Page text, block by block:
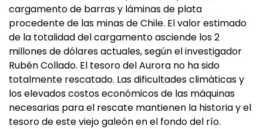
cargamento de barras y láminas de plata
procedente de las minas de Chile. El valor estimado
de la totalidad del cargamento asciende los 2
millones de dólares actuales, según el investigador
Rubén Collado. El tesoro del Aurora no ha sido
totalmente rescatado. Las dificultades climáticas y
los elevados costos económicos de las máquinas
necesarias para el rescate mantienen la historia y el
tesoro de este viejo galeón en el fondo del río.